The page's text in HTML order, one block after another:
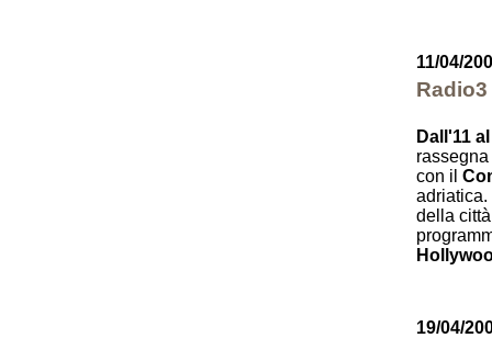
11/04/
Dall'11
con il
adriatica.
della
19/04/